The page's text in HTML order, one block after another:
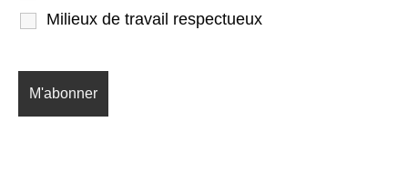
Milieux de travail respectueux